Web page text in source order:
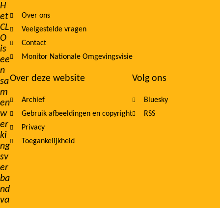
H
et
CL
O
is
ee
n
sa
m
en
w
er
ki
ng
sv
er
ba
nd
va
navigation
Over ons
Veelgestelde vragen
Contact
Monitor Nationale Omgevingsvisie
Over deze website
Archief
Gebruik afbeeldingen en copyright
Privacy
Toegankelijkheid
Volg ons
Bluesky
RSS